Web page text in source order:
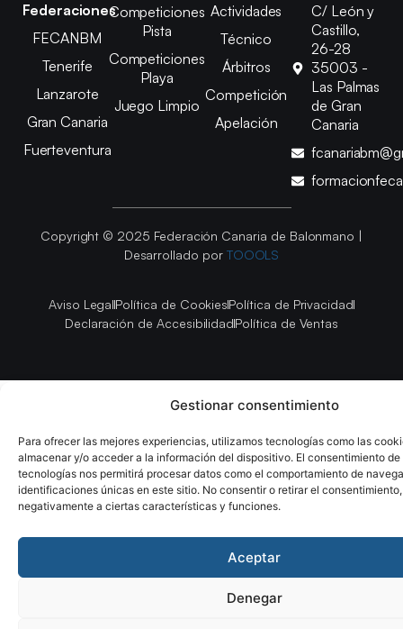
Gestionar consentimiento
Para ofrecer las mejores experiencias, utilizamos tecnologías como las
almacenar y/o acceder a la información del dispositivo. El consentimiento de
tecnologías nos permitirá procesar datos como el comportamiento de
identificaciones únicas en este sitio. No consentir o retirar el
negativamente a ciertas características y funciones.
Aceptar
Denegar
Federaciones
FECANBM
Tenerife
Lanzarote
Gran Canaria
Fuerteventura
Competiciones
Pista
Competiciones
Playa
Juego Limpio
Actividades
Técnico
Árbitros
Competición
Apelación
C/ León y
Castillo,
26-28
35003 -
Las Palmas
de Gran
Canaria
Copyright © 2025 Federación Canaria de Balonmano |
Desarrollado por TOOOLS
Aviso LegalPolítica de CookiesPolítica de Privacidad
Declaración de AccesibilidadPolítica de Ventas